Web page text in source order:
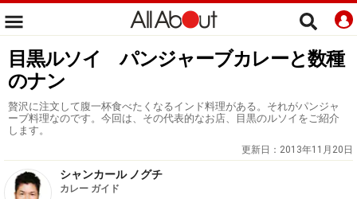
目黒ルソイ パンジャーブカレーと数種
のナン
贅沢に注文して腹一杯食べたくなるインド料理がある。それがパンジャ
ーブ料理なのです。今回は、その代表的なお店、目黒のルソイをご紹介
します。
更新日： 2013年11月20日
シャンカール ノグチ
カレー ガイド